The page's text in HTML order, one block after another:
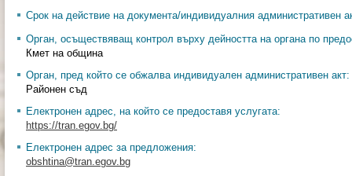
Срок на действие на документа/индивидуалния административен
Орган, осъществяващ контрол върху дейността на органа по
Кмет на община
Орган, пред който се обжалва индивидуален административен акт:
Районен съд
Електронен адрес, на който се предоставя услугата:
https://tran.egov.bg/
Електронен адрес за предложения:
obshtina@tran.egov.bg